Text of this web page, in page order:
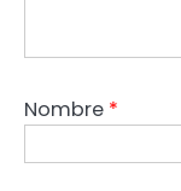
Nombre *